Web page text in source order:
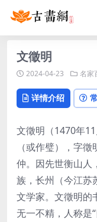
文徵明
2024-04-23 名家
详情介绍
文徵明（1470年
（或作璧），字
仲。因先世衡山人
族，长州（今江苏
文学家。文徵明的
无一不精，人称是